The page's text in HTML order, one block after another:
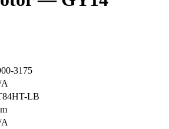
3175
LB